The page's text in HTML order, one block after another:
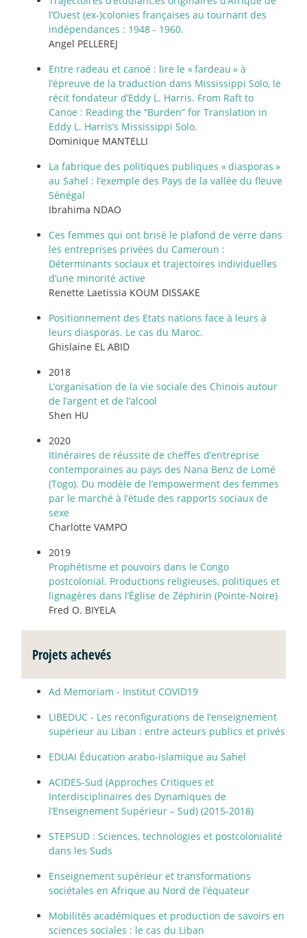
l’Ouest (ex-)colonies françaises au tournant des
indépendances : 1948 - 1960.
Angel PELLEREJ
Entre radeau et canoé : lire le «fardeau » à
l’épreuve de la traduction dans Mississippi Solo, le
récit fondateur d’Eddy L. Harris. From Raft to
Canoe : Reading the “Burden” for Translation in
Eddy L. Harris’s Mississippi Solo.
Dominique MANTELLI
La fabrique des politiques publiques «diasporas »
au Sahel : l’exemple des Pays de la vallée du fleuve
Sénégal
Ibrahima NDAO
Ces femmes qui ont brisé le plafond de verre dans
les entreprises privées du Cameroun :
Déterminants sociaux et trajectoires individuelles
d’une minorité active
Renette Laetissia KOUM DISSAKE
Positionnement des Etats nations face à leurs à
leurs diasporas. Le cas du Maroc.
Ghislaine EL ABID
2018
L’organisation de la vie sociale des Chinois autour
de l’argent et de l’alcool
Shen HU
2020
Itinéraires de réussite de cheffes d’entreprise
contemporaines au pays des Nana Benz de Lomé
(Togo). Du modèle de l’empowerment des femmes
par le marché à l’étude des rapports sociaux de
sexe
Charlotte VAMPO
2019
Prophétisme et pouvoirs dans le Congo
postcolonial. Productions religieuses, politiques et
lignagères dans l’Église de Zéphirin (Pointe-Noire)
Fred O. BIYELA
Projets achevés
Ad Memoriam - Institut COVID19
LIBEDUC - Les reconfigurations de l’enseignement
supérieur au Liban : entre acteurs publics et privés
EDUAI Éducation arabo-islamique au Sahel
ACIDES-Sud (Approches Critiques et
Interdisciplinaires des Dynamiques de
l’Enseignement Supérieur – Sud) (2015-2018)
STEPSUD : Sciences, technologies et postcolonialité
dans les Suds
Enseignement supérieur et transformations
sociétales en Afrique au Nord de l’équateur
Mobilités académiques et production de savoirs en
sciences sociales : le cas du Liban